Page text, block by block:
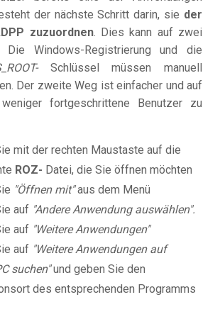
der nächste Schritt darin, sie der
zuzuordnen. Dies kann auf zwei
Die Windows-Registrierung und die
Schlüssel müssen manuell
Der zweite Weg ist einfacher und auf
fortgeschrittene Benutzer zu
mit der rechten Maustaste auf die
ROZ- Datei, die Sie öffnen möchten
"Öffnen mit"aus dem Menü
auf "Andere Anwendung auswählen".
auf "Weitere Anwendungen"
auf "Weitere Anwendungen auf
suchen"und geben Sie den
des entsprechenden Programms